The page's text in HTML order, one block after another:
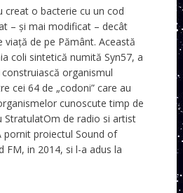
creat o bacterie cu un cod
– și mai modificat – decât
de pe Pământ. Această
coli sintetică numită Syn57, a
organismul
cei 64 de „codoni” care au
cunoscute timp de
StratulatOm de radio si artist
pornit proiectul Sound of
FM, in 2014, si l-a adus la